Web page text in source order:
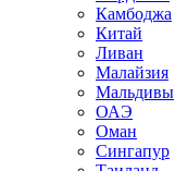
Камбоджа
Китай
Ливан
Малайзия
Мальдивы
ОАЭ
Оман
Сингапур